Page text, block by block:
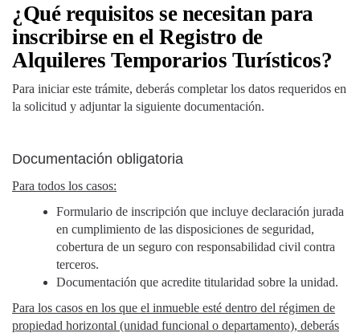
¿Qué requisitos se necesitan para
inscribirse en el Registro de
Alquileres Temporarios Turísticos?
Para iniciar este trámite, deberás completar los datos requeridos en
la solicitud y adjuntar la siguiente documentación.
Documentación obligatoria
Para todos los casos:
Formulario de inscripción que incluye declaración jurada
en cumplimiento de las disposiciones de seguridad,
cobertura de un seguro con responsabilidad civil contra
terceros.
Documentación que acredite titularidad sobre la unidad.
Para los casos en los que el inmueble esté dentro del régimen de
propiedad horizontal (unidad funcional o departamento), deberás